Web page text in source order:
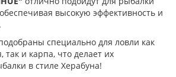
высокую эффективность и
специально для ловли как
так и карпа, что делает их
в стиле Херабуна!